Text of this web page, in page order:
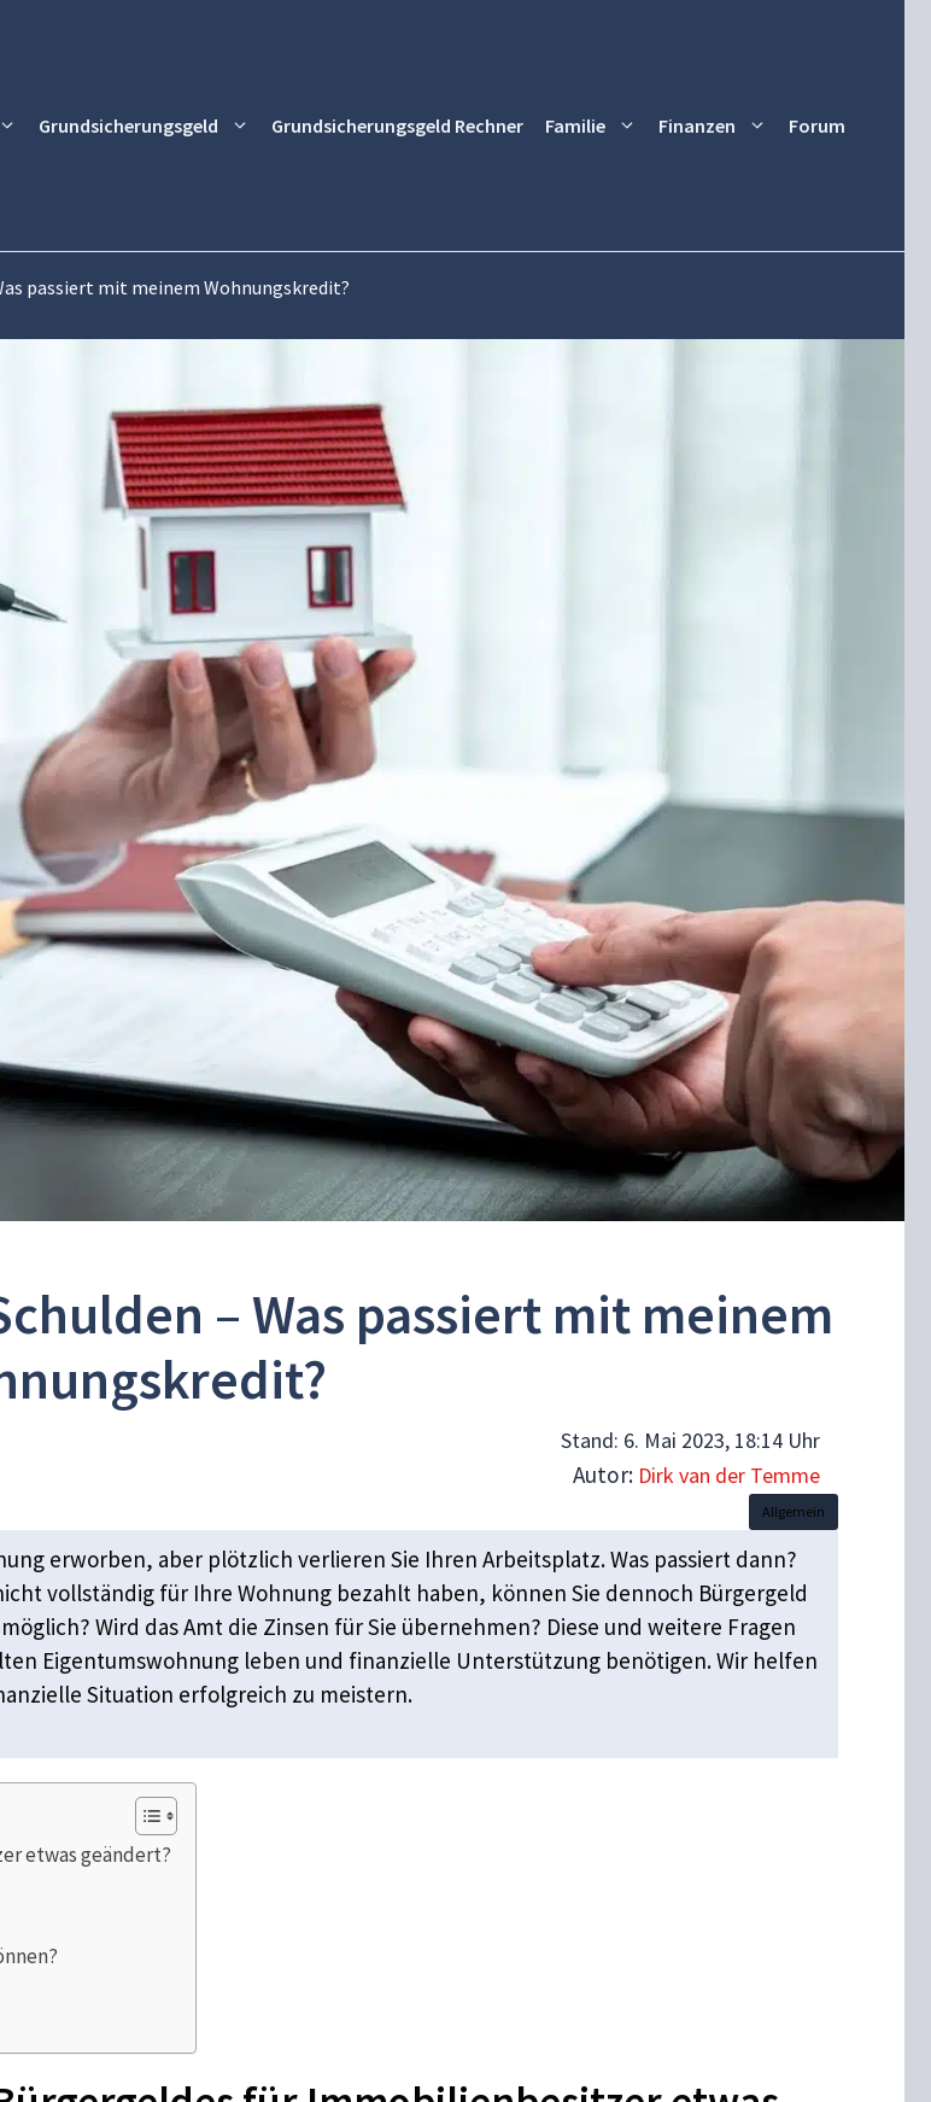
Grundsicherungsgeld Grundsicherungsgeld Rechner Familie Finanzen Forum
passiert mit meinem Wohnungskredit?
– Was passiert mit meinem
Stand: 6. Mai 2023, 18:14 Uhr
Autor: Dirk van der Temme
Allgemein
erworben, aber plötzlich verlieren Sie Ihren Arbeitsplatz. Was passiert dann?
vollständig für Ihre Wohnung bezahlt haben, können Sie dennoch Bürgergeld
Wird das Amt die Zinsen für Sie übernehmen? Diese und weitere Fragen
Eigentumswohnung leben und finanzielle Unterstützung benötigen. Wir helfen
Situation erfolgreich zu meistern.
etwas geändert?